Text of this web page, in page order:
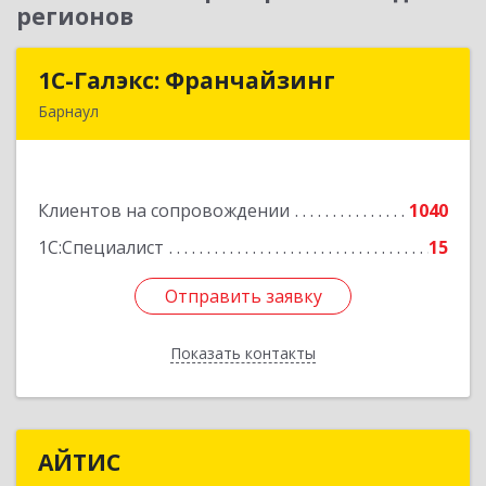
регионов
1С-Галэкс: Франчайзинг
Барнаул
Клиентов на сопровождении
1040
1С:Специалист
15
Отправить заявку
Показать контакты
1С-Галэкс: Франчайзинг
Подробнее
Отправить заявку
Назад
АЙТИС